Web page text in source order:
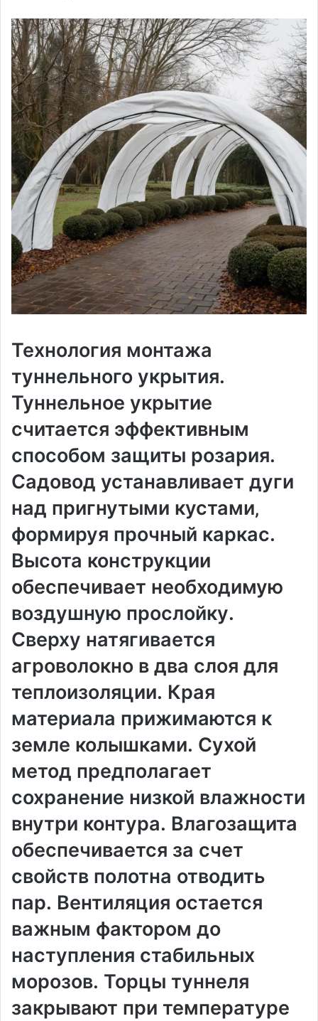
Технология монтажа
туннельного укрытия․
Туннельное укрытие
считается эффективным
способом защиты розария․
Садовод устанавливает дуги
над пригнутыми кустами‚
формируя прочный каркас․
Высота конструкции
обеспечивает необходимую
воздушную прослойку․
Сверху натягивается
агроволокно в два слоя для
теплоизоляции․ Края
материала прижимаются к
земле колышками․ Сухой
метод предполагает
сохранение низкой влажности
внутри контура․ Влагозащита
обеспечивается за счет
свойств полотна отводить
пар․ Вентиляция остается
важным фактором до
наступления стабильных
морозов․ Торцы туннеля
закрывают при температуре